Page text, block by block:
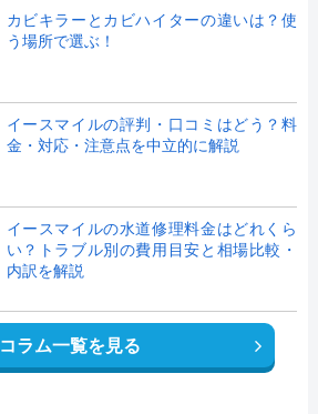
カビキラーとカビハイターの違いは？使
う場所で選ぶ！
イースマイルの評判・口コミはどう？料
金・対応・注意点を中立的に解説
イースマイルの水道修理料金はどれくら
い？トラブル別の費用目安と相場比較・
内訳を解説
コラム一覧を見る